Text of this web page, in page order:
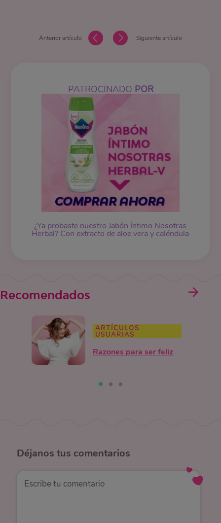
Anterior artículo Siguiente artículo
PATROCINADO POR
¿Ya probaste nuestro Jabón Íntimo Nosotras
Herbal? Con extracto de aloe vera y caléndula
Recomendados
ARTÍCULOS
USUARIAS
Razones para ser feliz
Déjanos tus comentarios